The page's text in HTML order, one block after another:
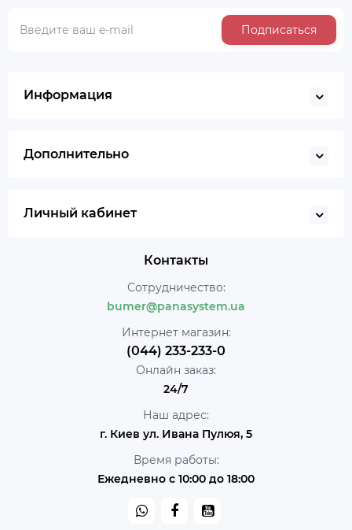
Подписаться
Информация
Дополнительно
Личный кабинет
Контакты
Сотрудничество:
bumer@panasystem.ua
Интернет магазин:
(044) 233-233-0
Онлайн заказ:
24/7
Наш адрес:
г. Киев ул. Ивана Пулюя, 5
Время работы:
Ежедневно с 10:00 до 18:00